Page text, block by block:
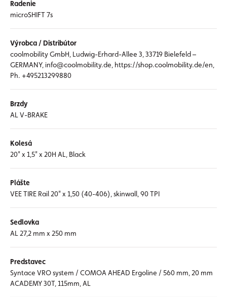
Radenie
microSHIFT 7s
Výrobca / Distribútor
coolmobility GmbH, Ludwig-Erhard-Allee 3, 33719 Bielefeld –
GERMANY, info@coolmobility.de, https://shop.coolmobility.de/en,
Ph. +495213299880
Brzdy
AL V-BRAKE
Kolesá
20" x 1,5" x 20H AL, Black
Plášte
VEE TIRE Rail 20" x 1,50 (40-406), skinwall, 90 TPI
Sedlovka
AL 27,2 mm x 250 mm
Predstavec
Syntace VRO system / COMOA AHEAD Ergoline / 560 mm, 20 mm
ACADEMY 30T, 115mm, AL